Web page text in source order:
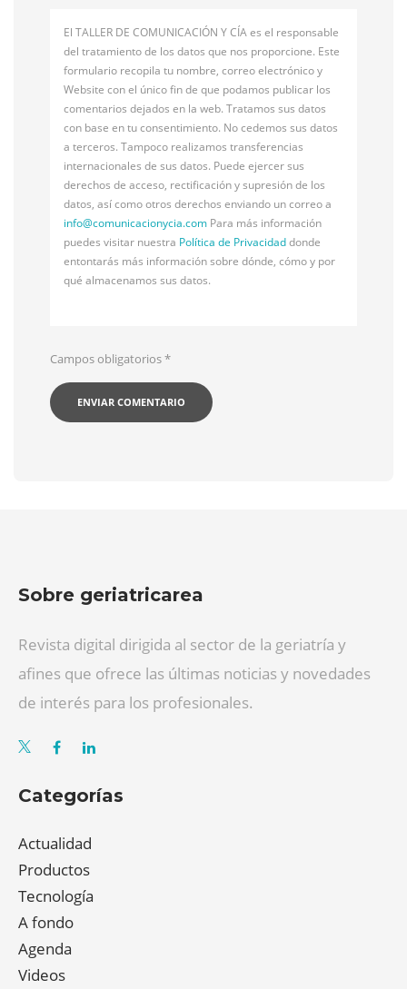
El TALLER DE COMUNICACIÓN Y CÍA es el responsable
del tratamiento de los datos que nos proporcione. Este
formulario recopila tu nombre, correo electrónico y
Website con el único fin de que podamos publicar los
comentarios dejados en la web. Tratamos sus datos
con base en tu consentimiento. No cedemos sus datos
a terceros. Tampoco realizamos transferencias
internacionales de sus datos. Puede ejercer sus
derechos de acceso, rectificación y supresión de los
datos, así como otros derechos enviando un correo a
info@comunicacionycia.com Para más información
puedes visitar nuestra Política de Privacidaddonde
entontarás más información sobre dónde, cómo y por
qué almacenamos sus datos.
Campos obligatorios*
Sobre geriatricarea
Revista digital dirigida al sector de la geriatría y
afines que ofrece las últimas noticias y novedades
de interés para los profesionales.
Categorías
Actualidad
Productos
Tecnología
A fondo
Agenda
Videos